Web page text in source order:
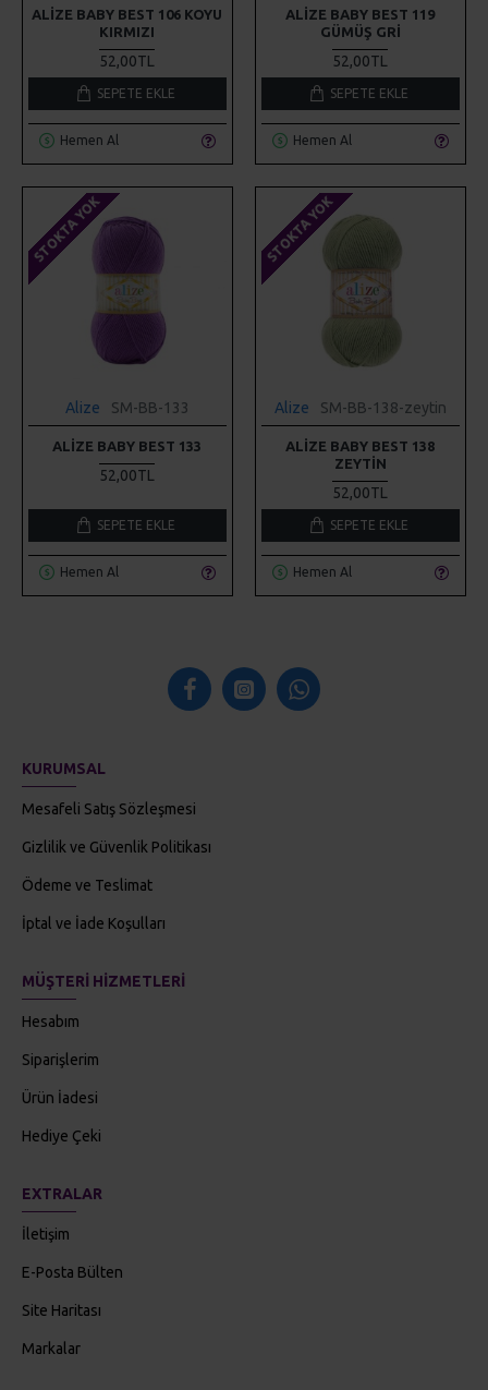
ALIZE BABY BEST 106 KOYU
KIRMIZI
52,00TL
SEPETE EKLE
Hemen Al
ALIZE BABY BEST 119
GÜMÜŞ GRI
52,00TL
SEPETE EKLE
Hemen Al
STOKTA YOK
Alize SM-BB-133
ALIZE BABY BEST 133
52,00TL
SEPETE EKLE
Hemen Al
STOKTA YOK
Alize SM-BB-138-zeytin
ALIZE BABY BEST 138
ZEYTIN
52,00TL
SEPETE EKLE
Hemen Al
KURUMSAL
Mesafeli Satış Sözleşmesi
Gizlilik ve Güvenlik Politikası
Ödeme ve Teslimat
İptal ve İade Koşulları
MÜŞTERI HIZMETLERI
Hesabım
Siparişlerim
Ürün İadesi
Hediye Çeki
EXTRALAR
İletişim
E-Posta Bülten
Site Haritası
Markalar